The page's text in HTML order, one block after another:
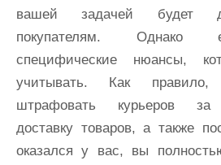
вашей задачей будет
покупателям. Однако
специфические нюансы,
учитывать. Как правило,
штрафовать курьеров за
доставку товаров, а также
оказался у вас, вы